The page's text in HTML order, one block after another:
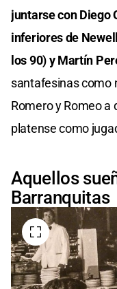
juntarse con Diego
inferiores de
los 90) y Martín
santafesinas como
Romero y Romeo a
platense como
Aquellos
Barranquitas